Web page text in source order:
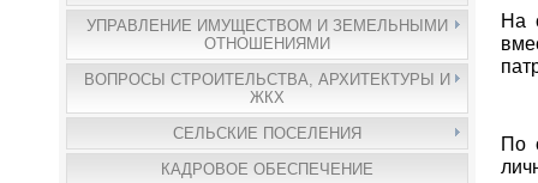
УПРАВЛЕНИЕ ИМУЩЕСТВОМ И ЗЕМЕЛЬНЫМИ
ОТНОШЕНИЯМИ
ВОПРОСЫ СТРОИТЕЛЬСТВА, АРХИТЕКТУРЫ И
ЖКХ
СЕЛЬСКИЕ ПОСЕЛЕНИЯ
КАДРОВОЕ ОБЕСПЕЧЕНИЕ
На
По